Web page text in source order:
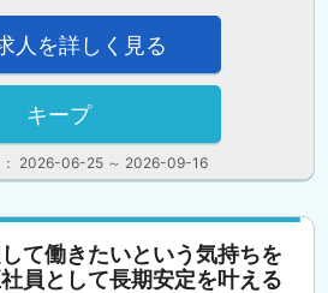
： 2026-06-25 ～ 2026-09-16
人を詳しく見る
キープ
て働きたいという気持ちを
員として長期安定を叶える